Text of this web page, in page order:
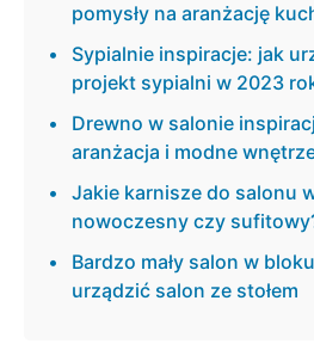
pomysły na aranżację
Sypialnie inspiracje: jak
projekt sypialni w 2023
Drewno w salonie
aranżacja i modne
Jakie karnisze do salonu
nowoczesny czy
Bardzo mały salon w
urządzić salon ze stołem